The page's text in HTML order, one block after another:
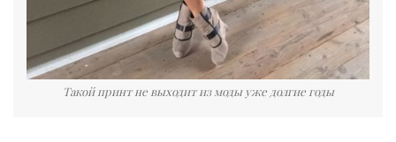
Такой принт не выходит из моды уже долгие годы